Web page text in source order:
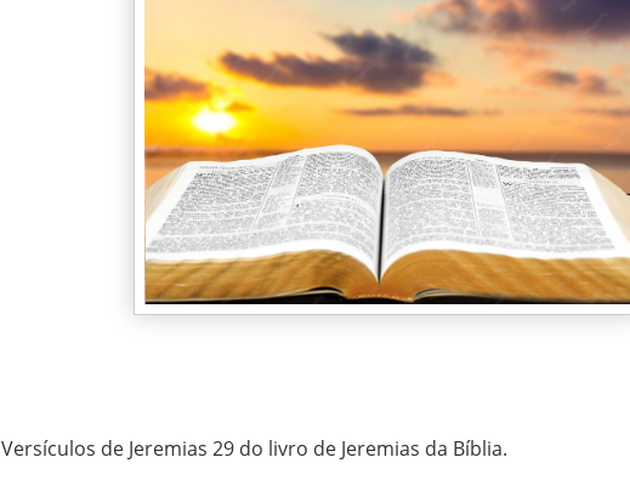
Versículos de Jeremias 29 do livro de Jeremias da Bíblia.